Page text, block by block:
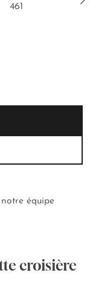
461
équipe
croisière